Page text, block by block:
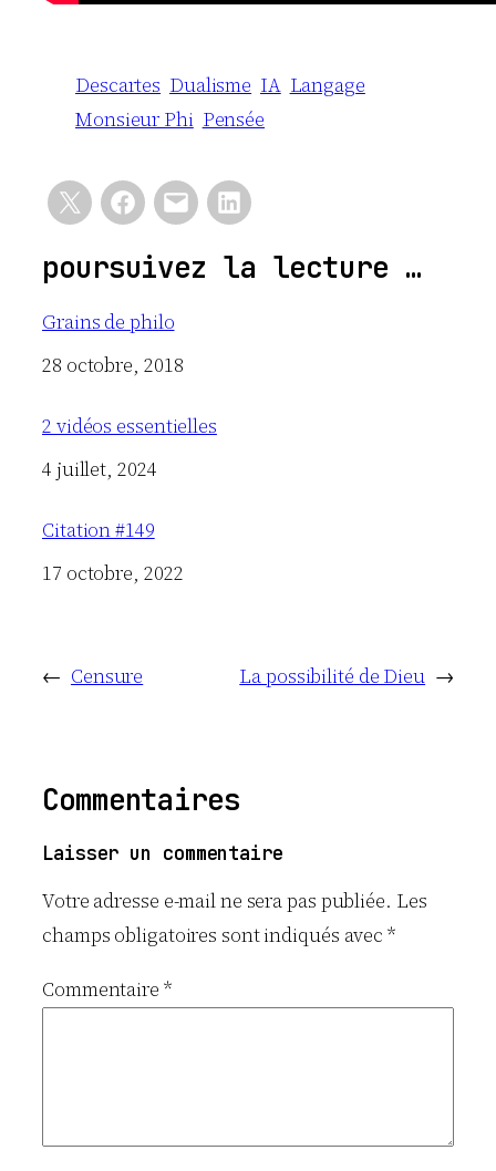
Descartes Dualisme IA Langage
Monsieur Phi Pensée
poursuivez la lecture …
Grains de philo
Date
28 octobre, 2018
2 vidéos essentielles
Date
4 juillet, 2024
Citation #149
Date
17 octobre, 2022
← Censure La possibilité de Dieu →
Commentaires
Laisser un commentaire
Votre adresse e-mail ne sera pas publiée. Les
champs obligatoires sont indiqués avec*
Commentaire *